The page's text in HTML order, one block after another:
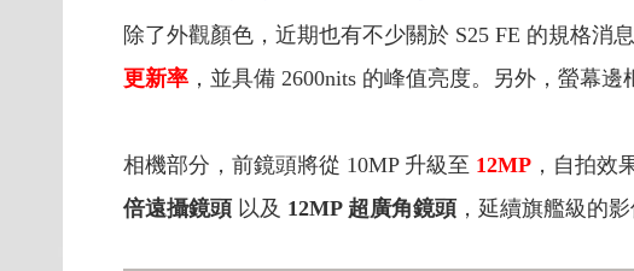
除了外觀顏色，近期也有不少關於 S25 FE 的規格
更新率 ，並具備 2600nits 的峰值亮度。另外，螢幕
相機部分，前鏡頭將從 10MP 升級至 12MP ，自拍效
倍遠攝鏡頭 以及 12MP 超廣角鏡頭 ，延續旗艦級的影